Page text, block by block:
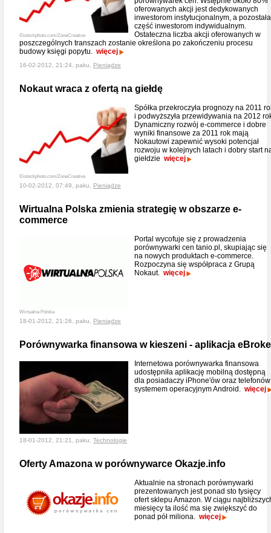
©istockphoto.com/ZoneCreative
oferowanych akcji jest dedykowanych
inwestorom instytucjonalnym, a pozostała
część inwestorom indywidualnym.
Ostateczna liczba akcji oferowanych w
poszczególnych transzach zostanie określona po zakończeniu procesu
budowy księgi popytu. więcej
16-02-2012, 21:24, paku, Pieniądze
Nokaut wraca z ofertą na giełdę
©istockphoto.com/ZoneCreative
Spółka przekroczyła prognozy na 2011
i podwyższyła przewidywania na 2012
Dynamiczny rozwój e-commerce i dobre
wyniki finansowe za 2011 rok mają
Nokautowi zapewnić wysoki potencjał
rozwoju w kolejnych latach i dobry start
giełdzie więcej
10-02-2012, 07:49, paku, Pieniądze
Wirtualna Polska zmienia strategię w obszarze e-
commerce
Wirtualna Polska
Portal wycofuje się z prowadzenia
porównywarki cen tanio.pl, skupiając się
na nowych produktach e-commerce.
Rozpoczyna się współpraca z Grupą
Nokaut. więcej
18-01-2012, 21:26, paku, Pieniądze
Porównywarka finansowa w kieszeni - aplikacja
Internetowa porównywarka finansowa
udostępniła aplikację mobilną dostępną
dla posiadaczy iPhone'ów oraz
systemem operacyjnym Android. więcej
18-01-2012, 21:21, paku, Technologie
Oferty Amazona w porównywarce Okazje.info
Aktualnie na stronach porównywarki
prezentowanych jest ponad sto tysięcy
ofert sklepu Amazon. W ciągu
miesięcy ta ilość ma się zwiększyć do
ponad pół miliona. więcej